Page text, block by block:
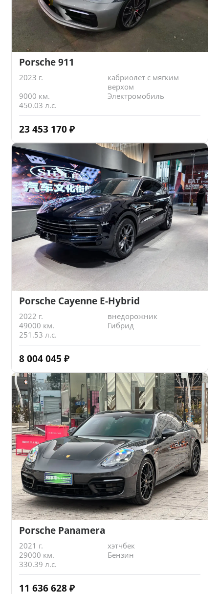
Porsche 911
2023 г.
кабриолет с мягким
верхом
9000 км.
Электромобиль
450.03 л.с.
23 453 170 ₽
Porsche Cayenne E-Hybrid
2022 г.
внедорожник
49000 км.
Гибрид
251.53 л.с.
8 004 045 ₽
Porsche Panamera
2021 г.
хэтчбек
29000 км.
Бензин
330.39 л.с.
11 636 628 ₽